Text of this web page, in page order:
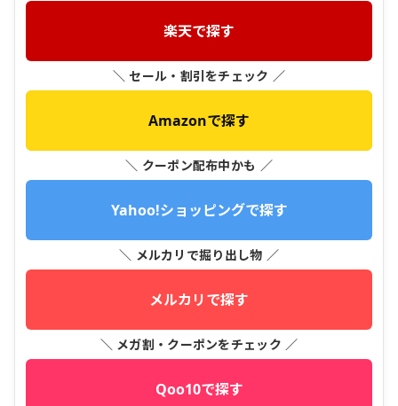
楽天で探す
＼ セール・割引をチェック ／
Amazonで探す
＼ クーポン配布中かも ／
Yahoo!ショッピングで探す
＼ メルカリで掘り出し物 ／
メルカリで探す
＼ メガ割・クーポンをチェック ／
Qoo10で探す